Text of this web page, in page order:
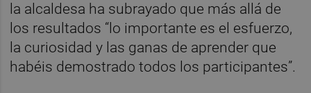
la alcaldesa ha subrayado que más allá de
los resultados “lo importante es el esfuerzo,
la curiosidad y las ganas de aprender que
habéis demostrado todos los participantes”.